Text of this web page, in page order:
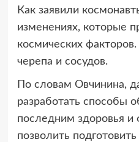
Как заявили
изменениях, которые
космических
черепа и сосудов.
По словам Овчинина,
разработать способы
последним здоровья и
позволить